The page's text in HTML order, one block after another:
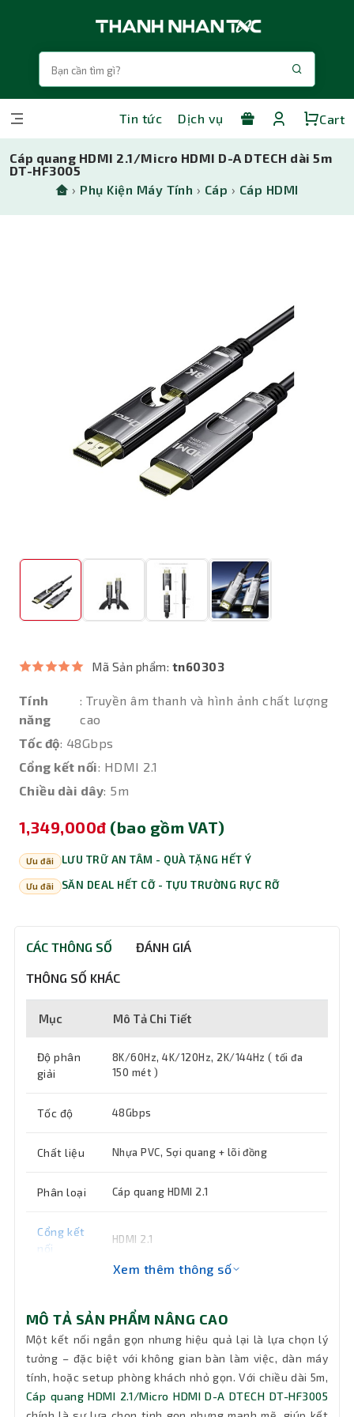
Tin tức Dịch vụ Cart
Cáp quang HDMI 2.1/Micro HDMI D-A DTECH dài 5m
DT-HF3005
› Phụ Kiện Máy Tính › Cáp › Cáp HDMI
Mã Sản phẩm: tn60303
Tính
năng
: Truyền âm thanh và hình ảnh chất lượng
cao
Tốc độ: 48Gbps
Cổng kết nối: HDMI 2.1
Chiều dài dây: 5m
1,349,000đ (bao gồm VAT)
Ưu đãi LƯU TRỮ AN TÂM - QUÀ TẶNG HẾT Ý
Ưu đãi SĂN DEAL HẾT CỠ - TỰU TRƯỜNG RỰC RỠ
CÁC THÔNG SỐ ĐÁNH GIÁ
THÔNG SỐ KHÁC
Mục Mô Tả Chi Tiết
Độ phân
giải
8K/60Hz, 4K/120Hz, 2K/144Hz ( tối đa
150 mét )
Tốc độ 48Gbps
Chất liệu Nhựa PVC, Sợi quang + lõi đồng
Phân loại Cáp quang HDMI 2.1
Cổng kết
nối
HDMI 2.1
Tính
năng
chính
Truyền âm thanh và hình ảnh chất lượng
Xem thêm thông số
MÔ TẢ SẢN PHẨM NÂNG CAO
Một kết nối ngắn gọn nhưng hiệu quả lại là lựa chọn lý
tưởng – đặc biệt với không gian bàn làm việc, dàn máy
tính, hoặc setup phòng khách nhỏ gọn. Với chiều dài 5m,
Cáp quang HDMI 2.1/Micro HDMI D-A DTECH DT-HF3005